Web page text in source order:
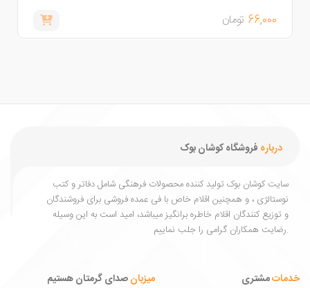
66,000 تومان
فروشگاه کوشان بوک
کوشان بوک تولید کننده محصولات فرهنگی شامل دفاتر و کتب
، و همچنین اقلام خاص با فی عمده فروشی برای فروشندگان
کنندگان اقلام خاطره برانگیز میباشد، امید است به این وسیله
مشتری صدای گرمتان هستیم